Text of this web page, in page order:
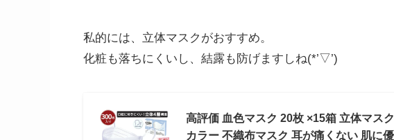
私的には、立体マスクがおすすめ。
化粧も落ちにくいし、結露も防げますしね(*’▽’)
高評価 血色マスク 20枚 ×15箱 立体マス
カラー 不織布マスク 耳が痛くない 肌に